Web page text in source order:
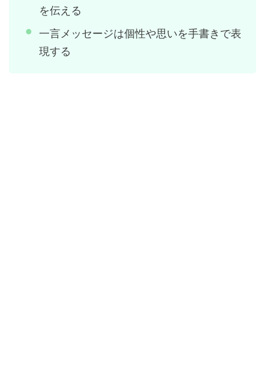
を伝える
一言メッセージは個性や思いを手書きで表
現する